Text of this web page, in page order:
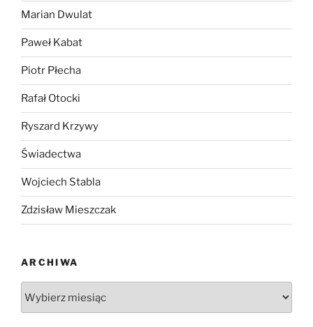
Marian Dwulat
Paweł Kabat
Piotr Płecha
Rafał Otocki
Ryszard Krzywy
Świadectwa
Wojciech Stabla
Zdzisław Mieszczak
ARCHIWA